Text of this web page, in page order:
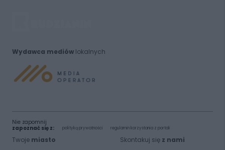
Wydawca mediówlokalnych
Nie zapomnij
zapoznać się z:
polityką prywatności regulamin korzystania z portali
Twoje miasto Skontakuj się z nami